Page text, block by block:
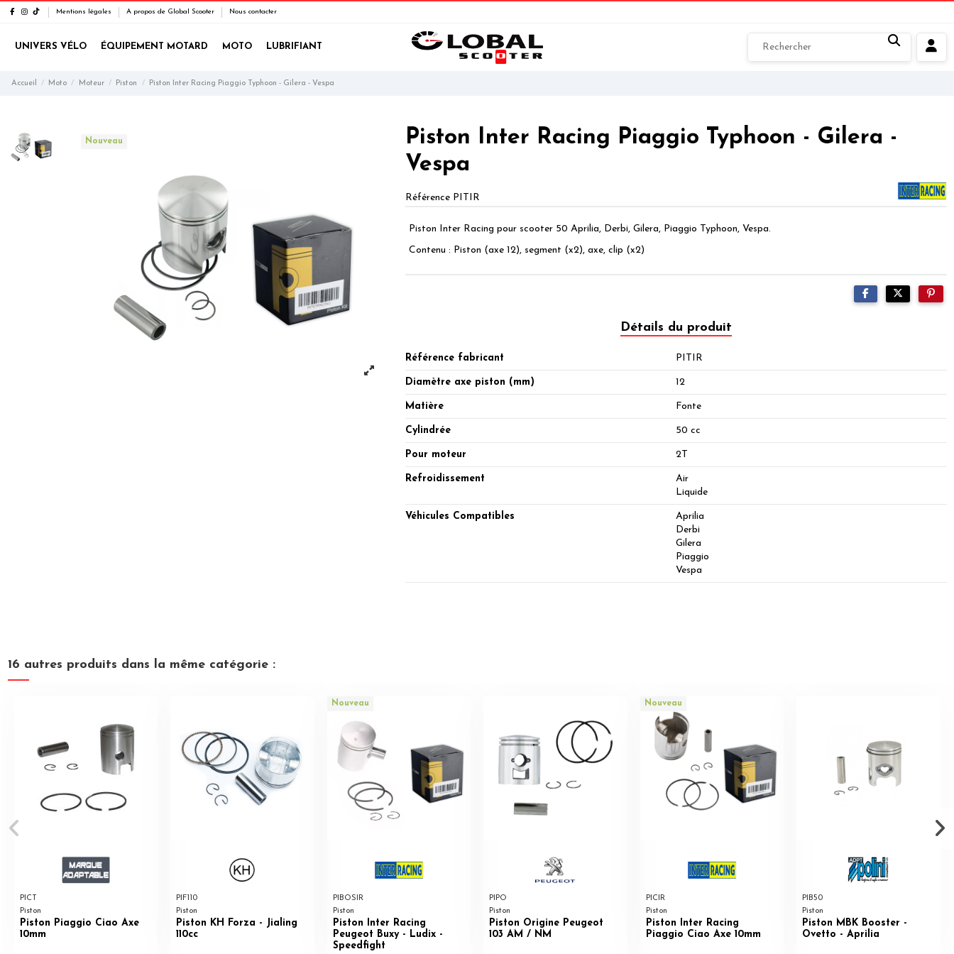
Mentions légales A propos de Global Scooter Nous contacter
UNIVERS VÉLO ÉQUIPEMENT MOTARD MOTO LUBRIFIANT
Accueil Moto Moteur Piston Piston Inter Racing Piaggio Typhoon - Gilera - Vespa
Nouveau
Piston Inter Racing Piaggio Typhoon - Gilera -
Vespa
Référence PITIR
Piston Inter Racing pour scooter 50 Aprilia, Derbi, Gilera, Piaggio Typhoon, Vespa.
Contenu : Piston (axe 12), segment (x2), axe, clip (x2)
Détails du produit
Référence fabricant PITIR
Diamètre axe piston (mm) 12
Matière Fonte
Cylindrée 50 cc
Pour moteur 2T
Refroidissement
Air
Liquide
Véhicules Compatibles
Aprilia
Derbi
Gilera
Piaggio
Vespa
16 autres produits dans la même catégorie :
PICT
Piston
Piston Piaggio Ciao Axe
10mm
PIF110
Piston
Piston KH Forza - Jialing
110cc
Nouveau
PIBOSIR
Piston
Piston Inter Racing
Peugeot Buxy - Ludix -
Speedfight
PIPO
Piston
Piston Origine Peugeot
103 AM / NM
Nouveau
PICIR
Piston
Piston Inter Racing
Piaggio Ciao Axe 10mm
PIB50
Piston
Piston MBK Booster -
Ovetto - Aprilia